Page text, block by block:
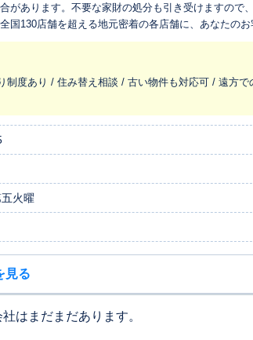
があります。不要な家財の処分も引き受けますので
130店舗を超える地元密着の各店舗に、あなたのお
度あり / 住み替え相談 / 古い物件も対応可 / 遠方で
火曜
見る
はまだまだあります。